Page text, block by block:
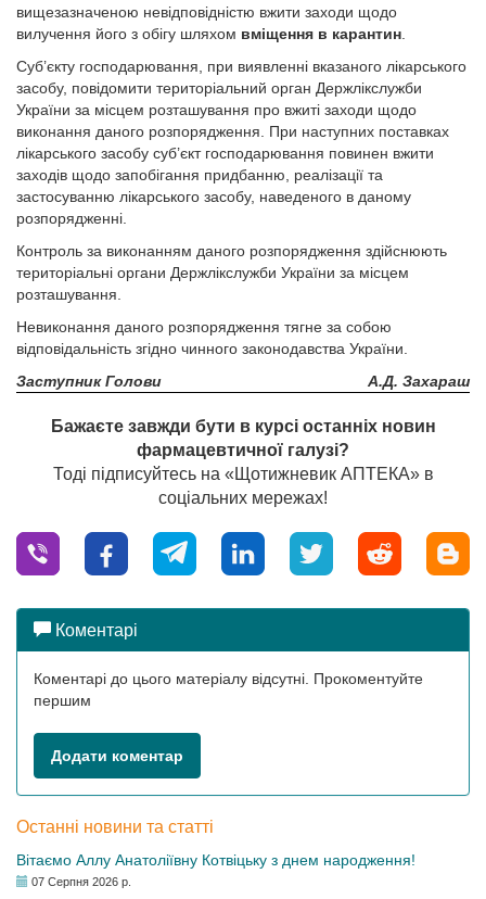
вищезазначеною невідповідністю вжити заходи щодо
вилучення його з обігу шляхом вміщення в карантин
Суб’єкту господарювання, при виявленні вказаного лікарського
засобу, повідомити територіальний орган Держлікслужби
України за місцем розташування про вжиті заходи щодо
виконання даного розпорядження. При наступних поставках
лікарського засобу суб’єкт господарювання повинен вжити
заходів щодо запобігання придбанню, реалізації та
застосуванню лікарського засобу, наведеного в даному
розпорядженні.
Контроль за виконанням даного розпорядження здійснюють
територіальні органи Держлікслужби України за місцем
розташування.
Невиконання даного розпорядження тягне за собою
відповідальність згідно чинного законодавства України.
Заступник Голови
А.Д. Захараш
Бажаєте завжди бути в курсі останніх новин
фармацевтичної галузі?
Тоді підписуйтесь на «Щотижневик АПТЕКА» в
соціальних мережах!
Коментарі
Коментарі до цього матеріалу відсутні. Прокоментуйте
першим
Додати коментар
Останні новини та статті
Вітаємо Аллу Анатоліївну Котвіцьку з днем народження!
07 Серпня 2026 р.